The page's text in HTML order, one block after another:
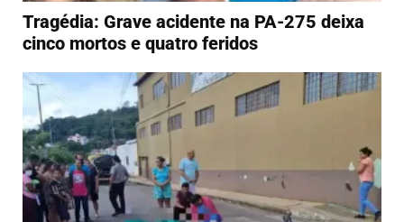
Tragédia: Grave acidente na PA-275 deixa
cinco mortos e quatro feridos